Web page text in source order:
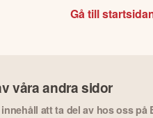
Gå till
våra andra sidor
att ta del av hos oss på